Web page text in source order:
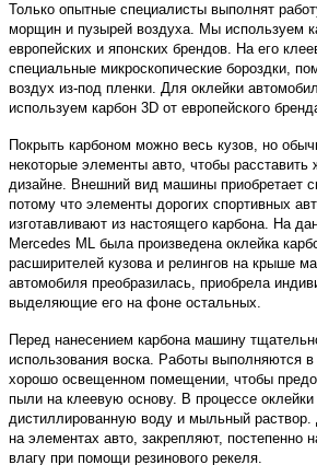
Только опытные специалисты выполнят
морщин и пузырей воздуха. Мы используем
европейских и японских брендов. На его
специальные микроскопические бороздки,
воздух из-под пленки. Для оклейки
используем карбон 3D от европейского
Покрыть карбоном можно весь кузов, но
некоторые элементы авто, чтобы
дизайне. Внешний вид машины приобретает
потому что элементы дорогих спортивных
изготавливают из настоящего карбона. На
Mercedes ML была произведена оклейка
расширителей кузова и релингов на крыше
автомобиля преобразилась, приобрела
выделяющие его на фоне остальных.
Перед нанесением карбона машину
использования воска. Работы выполняются
хорошо освещенном помещении, чтобы
пыли на клеевую основу. В процессе
дистиллированную воду и мыльный раствор.
на элементах авто, закрепляют, постепенно
влагу при помощи резинового рекеля.